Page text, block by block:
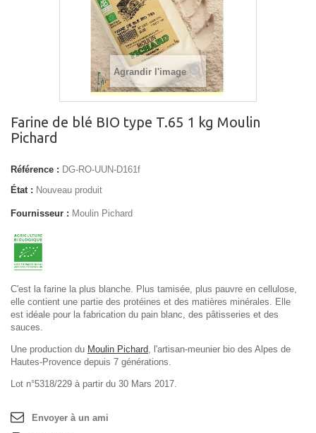
Agrandir l'image
Farine de blé BIO type T.65 1 kg Moulin
Pichard
Référence : DG-RO-UUN-D161f
État : Nouveau produit
Fournisseur : Moulin Pichard
C'est la farine la plus blanche. Plus tamisée, plus pauvre en cellulose,
elle contient une partie des protéines et des matières minérales. Elle
est idéale pour la fabrication du pain blanc, des pâtisseries et des
sauces.
Une production du Moulin Pichard, l'artisan-meunier bio des Alpes de
Hautes-Provence depuis 7 générations.
Lot n°5318/229 à partir du 30 Mars 2017.
Envoyer à un ami